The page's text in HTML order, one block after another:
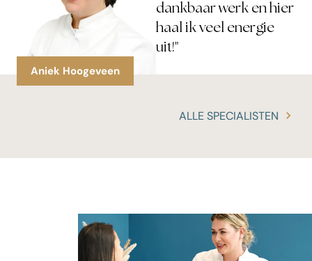
dankbaar werk en hier
haal ik veel energie
ALLE SPECIALISTEN